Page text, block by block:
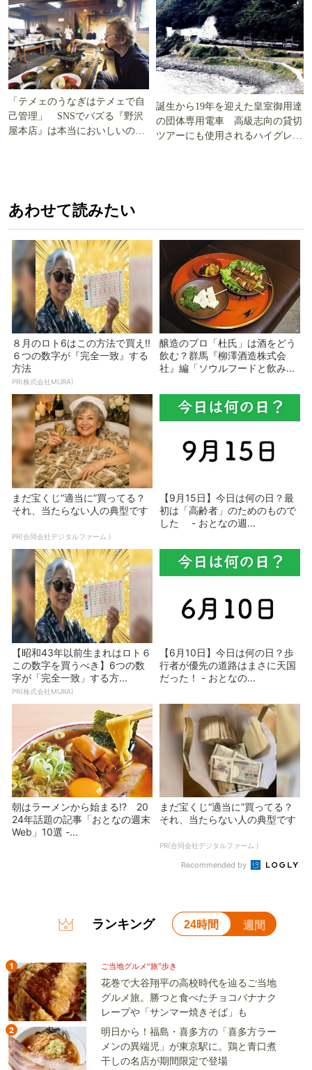
「テメェのうなぎはテメェで自
己管理」 SNSでバズる『野沢
屋本店』は本当においしいの
誕生から19年を迎えた皇室御用達
の団体専用電車 高級志向の貸切
ツアーにも使用されるハイグレー
あわせて読みたい
８月のロト6はこの方法で買え!!
６つの数字が『完全一致』する
方法
PR(株式会社MURA)
醸造のプロ「杜氏」は酒をどう
飲む？群馬『柳澤酒造株式会
社』編「ソウルフードと飲み...
まだ宝くじ“適当に”買ってる？
それ、当たらない人の典型です
PR(合同会社デジタルファーム )
【9月15日】今日は何の日？最
初は「高齢者」のためのもので
した - おとなの週...
【昭和43年以前生まれはロト６
この数字を買うべき】6つの数
字が「完全一致」する方...
PR(株式会社MURA)
【6月10日】今日は何の日？歩
行者が優先の道路はまさに天国
だった！ - おとなの...
朝はラーメンから始まる!? 20
24年話題の記事「おとなの週末
Web」10選 -...
まだ宝くじ“適当に”買ってる？
それ、当たらない人の典型です
PR(合同会社デジタルファーム )
Recommended by
ランキング 24時間 週間
1 ご当地グルメ“旅”歩き
花巻で大谷翔平の高校時代を辿るご当地
グルメ旅。勝つと食べたチョコバナナク
レープや「サンマー焼きそば」も
2
明日から！福島・喜多方の「喜多方ラー
メンの異端児」が東京駅に。鶏と青口煮
干しの名店が期間限定で登場